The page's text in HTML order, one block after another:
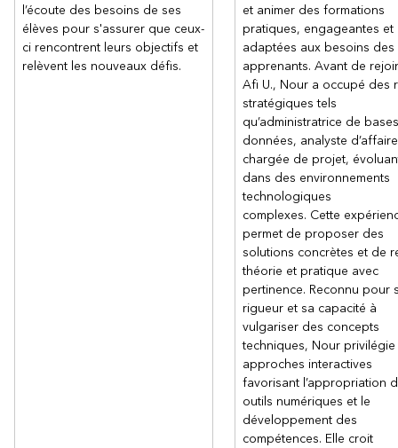
l’écoute des besoins de ses
élèves pour s'assurer que ceux-
ci rencontrent leurs objectifs et
relèvent les nouveaux défis.
et animer des formations
pratiques, engageantes et
adaptées aux besoins des
apprenants. Avant de
Afi U., Nour a occupé des
stratégiques tels
qu’administratrice de
données, analyste
chargée de projet,
dans des environnements
technologiques
complexes. Cette
permet de proposer des
solutions concrètes et de
théorie et pratique avec
pertinence. Reconnu pour
rigueur et sa capacité à
vulgariser des concepts
techniques, Nour
approches interactives
favorisant l’appropriation
outils numériques et le
développement des
compétences. Elle croit